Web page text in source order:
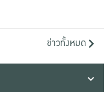
ข่าวทั้งหมด